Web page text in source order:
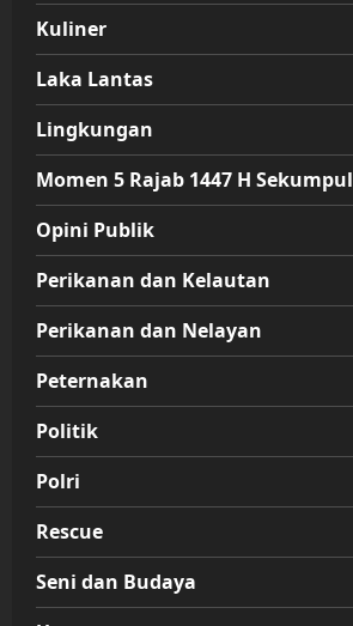
Kuliner
Laka Lantas
Lingkungan
Momen 5 Rajab 1447 H Sekumpul
Opini Publik
Perikanan dan Kelautan
Perikanan dan Nelayan
Peternakan
Politik
Polri
Rescue
Seni dan Budaya